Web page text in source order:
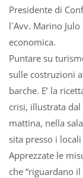
Presidente di
l`Avv. Marino
economica.
Puntare su
sulle costruzioni
barche. E’ la
crisi, illustrata
mattina, nella
sita presso i
Apprezzate le
che “riguardano